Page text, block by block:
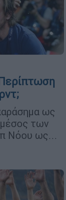
ως
των
Νόου ως...